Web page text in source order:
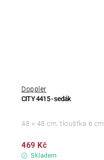
CITY 4415 - sedák
Doppler
Skladem
469 Kč
48 × 48 cm, tloušťka 6 cm